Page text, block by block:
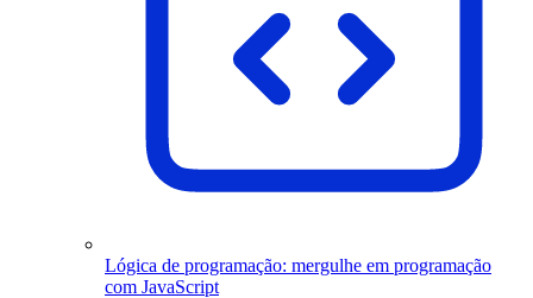
Lógica de programação: mergulhe em programação
com JavaScript